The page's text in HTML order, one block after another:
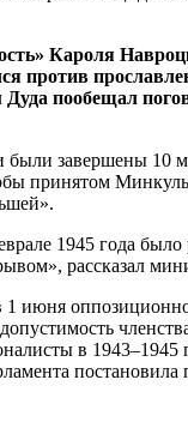
Кароля
против
пообещал
завершены 10
принятом
1945 года было
рассказал
июня
в